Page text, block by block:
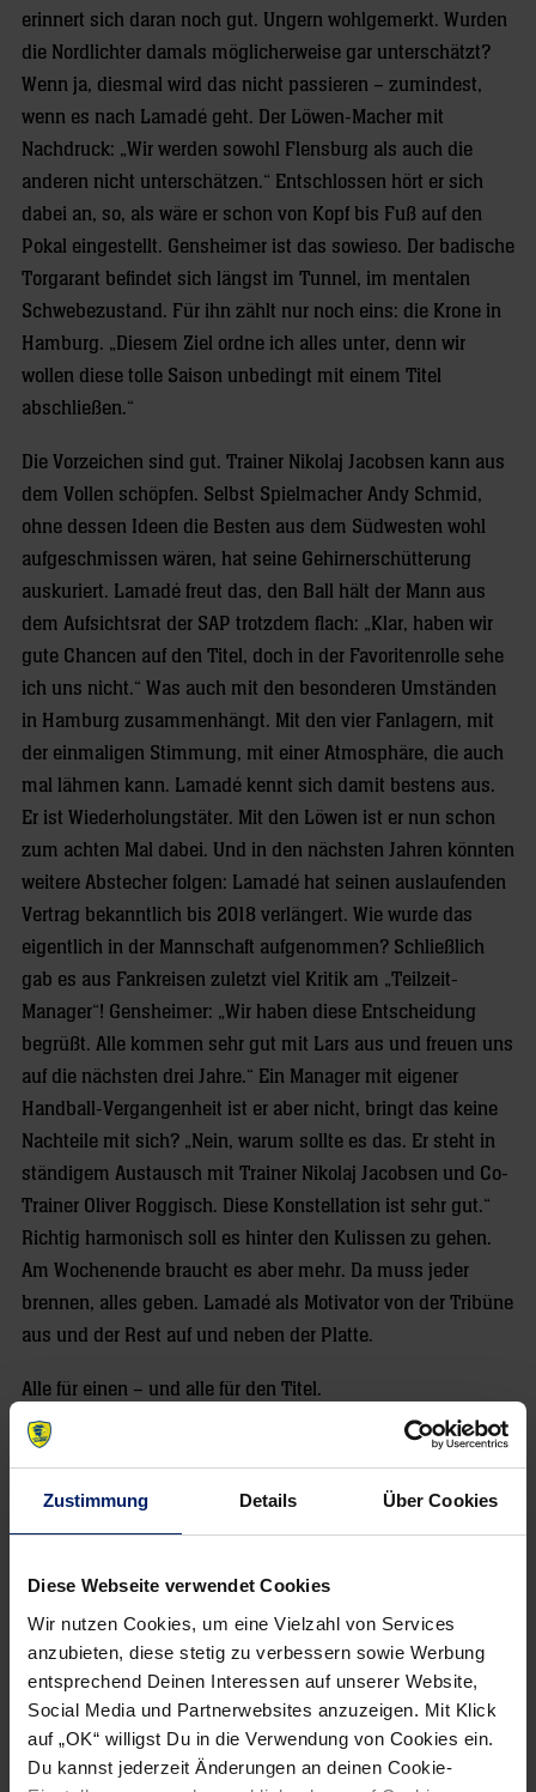
Zustimmung Details Über Cookies
Diese Webseite verwendet Cookies
Wir nutzen Cookies, um eine Vielzahl von Services
anzubieten, diese stetig zu verbessern sowie Werbung
entsprechend Deinen Interessen auf unserer Website,
Social Media und Partnerwebsites anzuzeigen. Mit Klick
auf „OK“ willigst Du in die Verwendung von Cookies ein.
Du kannst jederzeit Änderungen an deinen Cookie-
erinnert sich daran noch gut. Ungern wohlgemerkt. Wurden
die Nordlichter damals möglicherweise gar unterschätzt?
Wenn ja, diesmal wird das nicht passieren – zumindest,
wenn es nach Lamadé geht. Der Löwen-Macher mit
Nachdruck: „Wir werden sowohl Flensburg als auch die
anderen nicht unterschätzen.“ Entschlossen hört er sich
dabei an, so, als wäre er schon von Kopf bis Fuß auf den
Pokal eingestellt. Gensheimer ist das sowieso. Der badische
Torgarant befindet sich längst im Tunnel, im mentalen
Schwebezustand. Für ihn zählt nur noch eins: die Krone in
Hamburg. „Diesem Ziel ordne ich alles unter, denn wir
wollen diese tolle Saison unbedingt mit einem Titel
abschließen.“
Die Vorzeichen sind gut. Trainer Nikolaj Jacobsen kann aus
dem Vollen schöpfen. Selbst Spielmacher Andy Schmid,
ohne dessen Ideen die Besten aus dem Südwesten wohl
aufgeschmissen wären, hat seine Gehirnerschütterung
auskuriert. Lamadé freut das, den Ball hält der Mann aus
dem Aufsichtsrat der SAP trotzdem flach: „Klar, haben wir
gute Chancen auf den Titel, doch in der Favoritenrolle sehe
ich uns nicht.“ Was auch mit den besonderen Umständen
in Hamburg zusammenhängt. Mit den vier Fanlagern, mit
der einmaligen Stimmung, mit einer Atmosphäre, die auch
mal lähmen kann. Lamadé kennt sich damit bestens aus.
Er ist Wiederholungstäter. Mit den Löwen ist er nun schon
zum achten Mal dabei. Und in den nächsten Jahren könnten
weitere Abstecher folgen: Lamadé hat seinen auslaufenden
Vertrag bekanntlich bis 2018 verlängert. Wie wurde das
eigentlich in der Mannschaft aufgenommen? Schließlich
gab es aus Fankreisen zuletzt viel Kritik am „Teilzeit-
Manager“! Gensheimer: „Wir haben diese Entscheidung
begrüßt. Alle kommen sehr gut mit Lars aus und freuen uns
auf die nächsten drei Jahre.“ Ein Manager mit eigener
Handball-Vergangenheit ist er aber nicht, bringt das keine
Nachteile mit sich? „Nein, warum sollte es das. Er steht in
ständigem Austausch mit Trainer Nikolaj Jacobsen und Co-
Trainer Oliver Roggisch. Diese Konstellation ist sehr gut.“
Richtig harmonisch soll es hinter den Kulissen zu gehen.
Am Wochenende braucht es aber mehr. Da muss jeder
brennen, alles geben. Lamadé als Motivator von der Tribüne
aus und der Rest auf und neben der Platte.
Alle für einen – und alle für den Titel.
Von Daniel Hund
Wenn du per E-Mail über Aktuelles aus der Löwenwelt
informiert werden willst, kannst du den Rhein-Neckar Löwen
Newsletterhier abonnieren.